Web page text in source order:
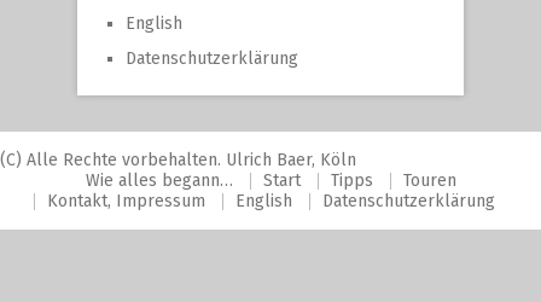
English
Datenschutzerklärung
(C) Alle Rechte vorbehalten. Ulrich Baer, Köln
Wie alles begann…
Start Tipps
Touren
Kontakt, Impressum
English Datenschutzerklärung